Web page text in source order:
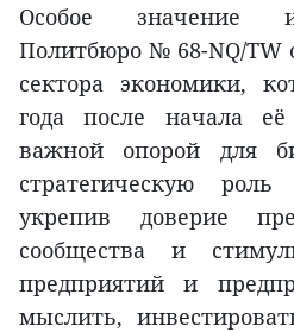
Особое значение
Политбюро № 68-NQ/TW
сектора экономики,
года после начала
важной опорой для
стратегическую роль
укрепив доверие
сообщества и
предприятий и
мыслить,